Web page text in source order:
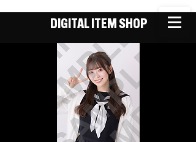
DIGITAL ITEM SHOP